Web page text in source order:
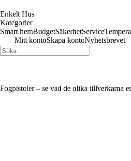
Enkelt Hus
Kategorier
Smart hemBudgetSäkerhetService
Mitt kontoSkapa kontoNyhetsbrevet
Fogpistoler – se vad de olika tillverkarna